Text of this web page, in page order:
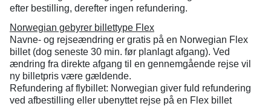
efter bestilling, derefter ingen refundering.
Norwegian gebyrer billettype Flex
Navne- og rejseændring er gratis på en Norwegian Flex
billet (dog seneste 30 min. før planlagt afgang). Ved
ændring fra direkte afgang til en gennemgående rejse vil
ny billetpris være gældende.
Refundering af flybillet: Norwegian giver fuld refundering
ved afbestilling eller ubenyttet rejse på en Flex billet